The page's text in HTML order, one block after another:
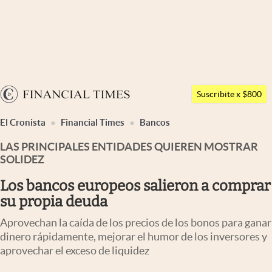
Argentina
USA
Uruguay
Members
Economía y Política
Mercados Online
Negocios
Columnistas
Otras secciones
Apertura
Suscribite x $800
El Cronista Financial Times Bancos
LAS PRINCIPALES ENTIDADES QUIEREN MOSTRAR
SOLIDEZ
Los bancos europeos salieron a comprar
su propia deuda
Aprovechan la caída de los precios de los bonos para ganar
dinero rápidamente, mejorar el humor de los inversores y
aprovechar el exceso de liquidez